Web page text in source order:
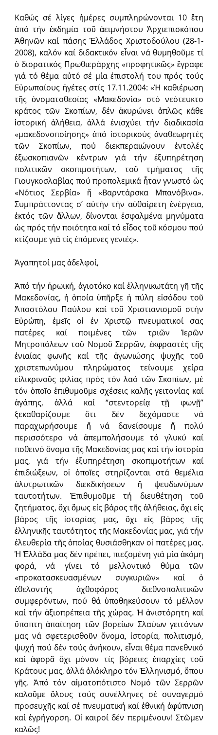
Καθώς σέ λίγες ἡμέρες συμπληρώνονται 10 ἔτη
ἀπό τήν ἐκδημία τοῦ ἀειμνήστου Ἀρχιεπισκόπου
Ἀθηνῶν καί πάσης Ἑλλάδος Χριστοδούλου (28-1-
2008), καλόν καί διδακτικόν εἶναι νά θυμηθοῦμε τί
ὁ διορατικός Πρωθιεράρχης «προφητικῶς» ἔγραφε
γιά τό θέμα αὐτό σέ μία ἐπιστολή του πρός τούς
Εὐρωπαίους ἡγέτες στίς 17.11.2004: «Ἡ καθιέρωση
τῆς ὀνοματοθεσίας «Μακεδονία» στό νεότευκτο
κράτος τῶν Σκοπίων, δέν ἀκυρώνει ἁπλῶς κάθε
ἱστορική ἀλήθεια, ἀλλά ἐνισχύει τήν διαδικασία
«μακεδονοποίησης» ἀπό ἱστορικούς ἀναθεωρητές
τῶν Σκοπίων, πού διεκπεραιώνουν ἐντολές
ἐξωσκοπιανῶν κέντρων γιά τήν ἐξυπηρέτηση
πολιτικῶν σκοπιμοτήτων, τοῦ τμήματος τῆς
Γιουγκοσλαβίας πού προπολεμικά ἦταν γνωστό ὡς
«Νότιος Σερβία» ἤ «Βαρντάρσκα Μπανόβινα».
Συμπράττοντας σ’ αὐτήν τήν αὐθαίρετη ἐνέργεια,
ἐκτός τῶν ἄλλων, δίνονται ἐσφαλμένα μηνύματα
ὡς πρός τήν ποιότητα καί τό εἶδος τοῦ κόσμου πού
κτίζουμε γιά τίς ἑπόμενες γενιές».
Ἀγαπητοί μας ἀδελφοί,
Ἀπό τήν ἡρωική, ἁγιοτόκο καί ἑλληνικωτάτη γῆ τῆς
Μακεδονίας, ἡ ὁποία ὑπῆρξε ἡ πύλη εἰσόδου τοῦ
Ἀποστόλου Παύλου καί τοῦ Χριστιανισμοῦ στήν
Εὐρώπη, ἐμεῖς οἱ ἐν Χριστῷ πνευματικοί σας
πατέρες καί ποιμένες τῶν τριῶν Ἱερῶν
Μητροπόλεων τοῦ Νομοῦ Σερρῶν, ἐκφραστές τῆς
ἑνιαίας φωνῆς καί τῆς ἀγωνιώσης ψυχῆς τοῦ
χριστεπωνύμου πληρώματος τείνουμε χείρα
εἰλικρινοῦς φιλίας πρός τόν λαό τῶν Σκοπίων, μέ
τόν ὁποῖο ἐπιθυμοῦμε σχέσεις καλῆς γειτονίας καί
ἀγάπης, ἀλλά καί “στεντορείᾳ τῇ φωνῇ”
ξεκαθαρίζουμε ὅτι δέν δεχόμαστε νά
παραχωρήσουμε ἤ νά δανείσουμε ἤ πολύ
περισσότερο νά ἀπεμπολήσουμε τό γλυκύ καί
ποθεινό ὄνομα τῆς Μακεδονίας μας καί τήν ἱστορία
μας, γιά τήν ἐξυπηρέτηση σκοπιμοτήτων καί
ἐπιδιώξεων, οἱ ὁποῖες στηρίζονται στά θεμέλια
ἀλυτρωτικῶν διεκδικήσεων ἤ ψευδωνύμων
ταυτοτήτων. Ἐπιθυμοῦμε τή διευθέτηση τοῦ
ζητήματος, ὄχι ὅμως εἰς βάρος τῆς ἀλήθειας, ὄχι εἰς
βάρος τῆς ἱστορίας μας, ὄχι εἰς βάρος τῆς
ἑλληνικῆς ταυτότητος τῆς Μακεδονίας μας, γιά τήν
ἐλευθερία τῆς ὁποίας θυσιάσθηκαν οἱ πατέρες μας.
Ἡ Ἑλλάδα μας δέν πρέπει, πιεζομένη γιά μία ἀκόμη
φορά, νά γίνει τό μελλοντικό θύμα τῶν
«προκατασκευασμένων συγκυριῶν» καί ὁ
ἐθελοντής ἀχθοφόρος διεθνοπολιτικῶν
συμφερόντων, πού θά ὑποθηκεύσουν τό μέλλον
καί τήν ἀξιοπρέπεια τῆς χώρας. Ἡ ἀνιστόρητη καί
ὕποπτη ἀπαίτηση τῶν βορείων Σλαύων γειτόνων
μας νά σφετερισθοῦν ὄνομα, ἱστορία, πολιτισμό,
ψυχή πού δέν τούς ἀνήκουν, εἶναι θέμα πανεθνικό
καί ἀφορᾶ ὄχι μόνον τίς βόρειες ἐπαρχίες τοῦ
Κράτους μας, ἀλλά ὁλόκληρο τόν Ἑλληνισμό, ὅπου
γῆς. Ἀπό τόν αἱματοπότιστο Νομό τῶν Σερρῶν
καλοῦμε ὅλους τούς συνέλληνες σέ συναγερμό
προσευχῆς καί σέ πνευματική καί ἐθνική ἀφύπνιση
καί ἐγρήγορση. Οἱ καιροί δέν περιμένουν! Στῶμεν
καλῶς!